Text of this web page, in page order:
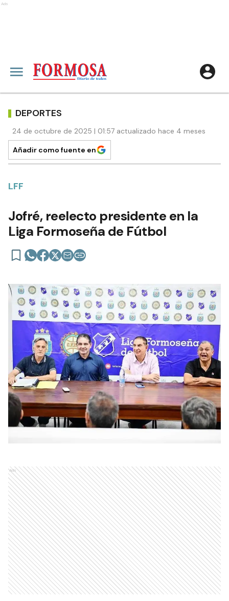
Ads
DEPORTES
24 de octubre de 2025 | 01:57 actualizado hace 4 meses
Añadir como fuente en
LFF
Jofré, reelecto presidente en la
Liga Formoseña de Fútbol
Ads